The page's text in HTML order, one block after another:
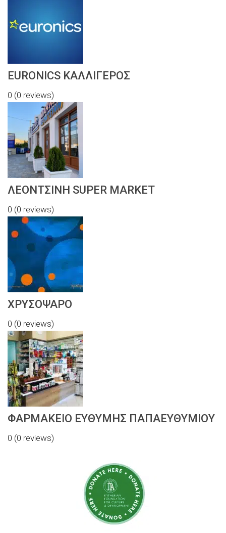
EURONICS ΚΑΛΛΙΓΕΡΟΣ
0 (0 reviews)
ΛΕΟΝΤΣΙΝΗ SUPER MARKET
0 (0 reviews)
ΧΡΥΣΟΨΑΡΟ
0 (0 reviews)
ΦΑΡΜΑΚΕΙΟ ΕΥΘΥΜΗΣ ΠΑΠΑΕΥΘΥΜΙΟΥ
0 (0 reviews)